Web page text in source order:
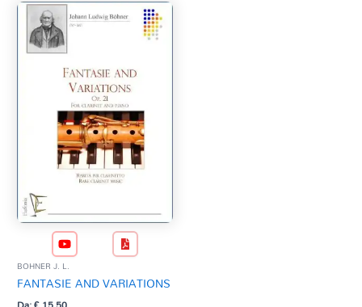
Clarinetto basso
Composizioni originali
Natale
QR base
QR esecuzione
Trascrizioni e Arrangiamenti
BOHNER J. L.
FANTASIE AND VARIATIONS